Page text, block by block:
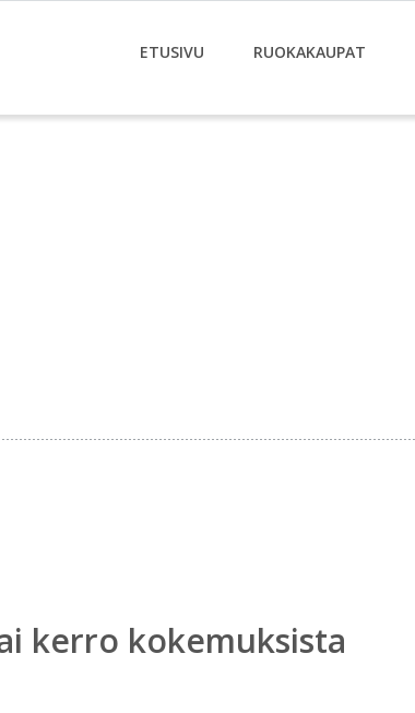
ETUSIVU RUOKAKAUPAT
kerro kokemuksista